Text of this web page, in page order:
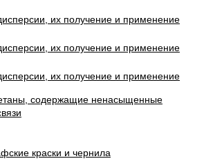
содержащие ненасыщенные
краски и чернила